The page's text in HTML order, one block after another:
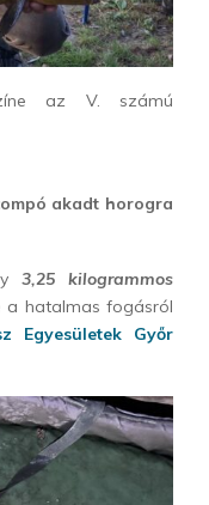
az V. számú
akadt horogra
3,25 kilogrammos
hatalmas fogásról
Egyesületek Győr